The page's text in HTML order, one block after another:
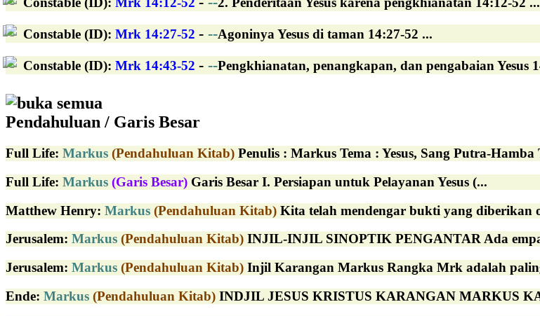
Constable (ID): Mrk 14:27-52 - --Agoninya Yesus di taman 14:27-52 ...
Constable (ID): Mrk 14:43-52 - --Pengkhianatan, penangkapan, dan pengabaian Yesus
buka semua
Pendahuluan / Garis Besar
Full Life: Markus (Pendahuluan Kitab) Penulis : Markus Tema : Yesus, Sang Putra-Hamba
Full Life: Markus (Garis Besar) Garis Besar I. Persiapan untuk Pelayanan Yesus (...
Matthew Henry: Markus (Pendahuluan Kitab) Kita telah mendengar bukti yang diberikan
Jerusalem: Markus (Pendahuluan Kitab) INJIL-INJIL SINOPTIK PENGANTAR Ada
Jerusalem: Markus (Pendahuluan Kitab) Injil Karangan Markus Rangka Mrk adalah
Ende: Markus (Pendahuluan Kitab) INDJIL JESUS KRISTUS KARANGAN MARKUS